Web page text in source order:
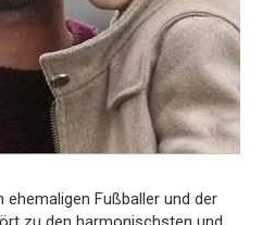
Fußballer und der